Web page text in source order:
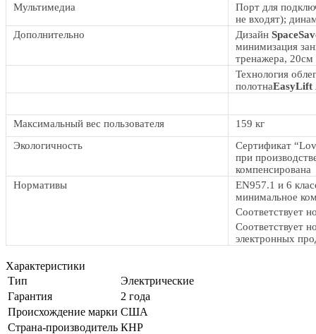
Мультимедиа
Порт для
не входят);
Дополнительно
Дизайн
минимизация
тренажера, 20см
Технология
полотнаEasyLift
Максимальный вес пользователя
159 кг
Экологичность
Сертификат
при
компенсирована
Нормативы
EN957.1 и 6
минимальное
Соответствует
Соответствует
электронных
Характеристики
Тип
Электрические
Гарантия
2 года
Происхождение марки США
Страна-производитель КНР